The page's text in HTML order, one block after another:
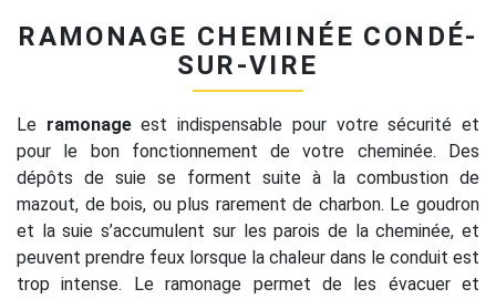
RAMONAGE CHEMINÉE CONDÉ-
SUR-VIRE
Le ramonageest indispensable pour votre sécurité et
pour le bon fonctionnement de votre cheminée. Des
dépôts de suie se forment suite à la combustion de
mazout, de bois, ou plus rarement de charbon. Le goudron
et la suie s’accumulent sur les parois de la cheminée, et
peuvent prendre feux lorsque la chaleur dans le conduit est
trop intense. Le ramonage permet de les évacuer et